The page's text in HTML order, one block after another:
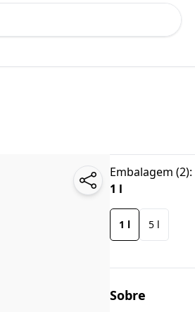
Embalagem (2):
1 l
1 l 5 l
Sobre